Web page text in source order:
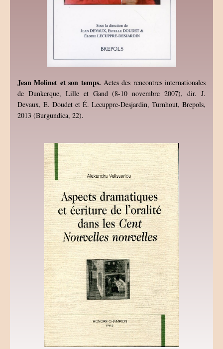
Jean Molinet et son temps. Actes des rencontres internationales
de Dunkerque, Lille et Gand (8-10 novembre 2007), dir. J.
Devaux, E. Doudet et É. Lecuppre-Desjardin, Turnhout, Brepols,
2013 (Burgundica, 22).